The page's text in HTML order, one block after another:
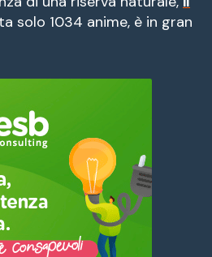
solo 1034 anime, è in gran